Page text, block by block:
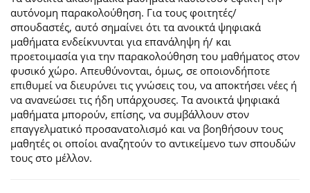
αυτόνομη παρακολούθηση. Για τους φοιτητές/
σπουδαστές, αυτό σημαίνει ότι τα ανοικτά ψηφιακά
μαθήματα ενδείκνυνται για επανάληψη ή/ και
προετοιμασία για την παρακολούθηση του μαθήματος στον
φυσικό χώρο. Απευθύνονται, όμως, σε οποιονδήποτε
επιθυμεί να διευρύνει τις γνώσεις του, να αποκτήσει νέες ή
να ανανεώσει τις ήδη υπάρχουσες. Τα ανοικτά ψηφιακά
μαθήματα μπορούν, επίσης, να συμβάλλουν στον
επαγγελματικό προσανατολισμό και να βοηθήσουν τους
μαθητές οι οποίοι αναζητούν το αντικείμενο των σπουδών
τους στο μέλλον.